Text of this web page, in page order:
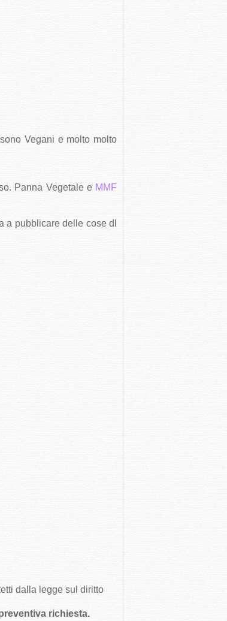
Vegani e molto molto
Panna Vegetale e MMF
a pubblicare delle cose dl
dalla legge sul diritto
richiesta.